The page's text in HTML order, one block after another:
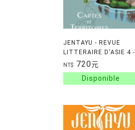
JENTAYU - REVUE
LITTERAIRE D'ASIE 4 -
CARTES ET
TERRITOIRES
NT$ 720元